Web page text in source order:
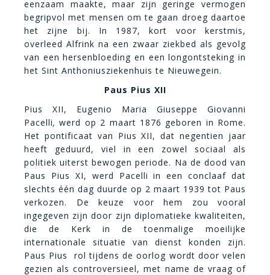
eenzaam maakte, maar zijn geringe vermogen
begripvol met mensen om te gaan droeg daartoe
het zijne bij. In 1987, kort voor kerstmis,
overleed Alfrink na een zwaar ziekbed als gevolg
van een hersenbloeding en een longontsteking in
het Sint Anthoniusziekenhuis te Nieuwegein.
Paus Pius XII
Pius XII, Eugenio Maria Giuseppe Giovanni
Pacelli, werd op 2 maart 1876 geboren in Rome.
Het pontificaat van Pius XII, dat negentien jaar
heeft geduurd, viel in een zowel sociaal als
politiek uiterst bewogen periode. Na de dood van
Paus Pius XI, werd Pacelli in een conclaaf dat
slechts één dag duurde op 2 maart 1939 tot Paus
verkozen. De keuze voor hem zou vooral
ingegeven zijn door zijn diplomatieke kwaliteiten,
die de Kerk in de toenmalige moeilijke
internationale situatie van dienst konden zijn.
Paus Pius rol tijdens de oorlog wordt door velen
gezien als controversieel, met name de vraag of